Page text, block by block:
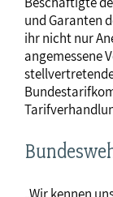
und Garanten
ihr nicht nur
angemessene